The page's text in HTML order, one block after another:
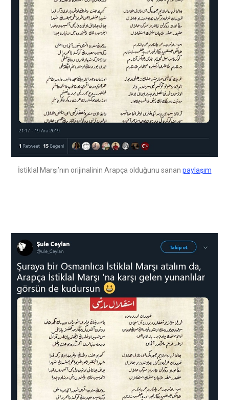
İstiklal Marşı’nın orijinalinin Arapça olduğunu sanan paylaşım